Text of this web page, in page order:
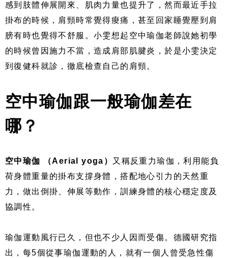
感到肢體伸展開來、肌肉力量也提升了，然而最近手拉
掛布的時候，肩頸時常覺得痠痛，甚至回家睡覺壓到肩
膀有時也覺得不舒服。小雯想起空中瑜伽老師說她初學
的時候曾因施力不當，造成肩部肌腱炎，於是小雯決定
到復健科就診，徹底檢查自己的肩頸。
空中瑜伽跟一般瑜伽差在
哪？
空中瑜伽 （Aerial yoga）
又稱反重力瑜伽，利用能負
荷身體重量的掛布支撐身體，搭配地心引力的天然重
力，做出倒掛、伸展等動作，訓練身體的核心穩定度及
協調性。
瑜伽運動風行已久，但也不少人因而受傷。德國研究指
出，每5個從事瑜伽運動的人，就有一個人曾受急性傷